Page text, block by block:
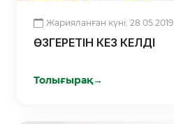
Жарияланған күні: 28.05.2019
ӨЗГЕРЕТІН КЕЗ КЕЛДІ
Толығырақ→